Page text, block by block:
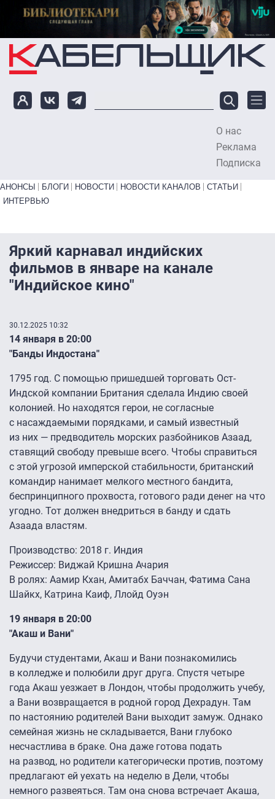
Перейти к основному содержанию
О нас
Реклама
Подписка
Primary links bottom
АНОНСЫ БЛОГИ НОВОСТИ НОВОСТИ КАНАЛОВ
СТАТЬИ
ИНТЕРВЬЮ
Яркий карнавал индийских
фильмов в январе на канале
"Индийское кино"
30.12.2025 10:32
14 января в 20:00
"Банды Индостана"
1795 год. С помощью пришедшей торговать Ост-
Индской компании Британия сделала Индию своей
колонией. Но находятся герои, не согласные
с насаждаемыми порядками, и самый известный
из них — предводитель морских разбойников Азаад,
ставящий свободу превыше всего. Чтобы справиться
с этой угрозой имперской стабильности, британский
командир нанимает мелкого местного бандита,
беспринципного прохвоста, готового ради денег на что
угодно. Тот должен внедриться в банду и сдать
Азаада властям.
Производство: 2018 г. Индия
Режиссер: Виджай Кришна Ачария
В ролях: Аамир Кхан, Амитабх Баччан, Фатима Сана
Шайкх, Катрина Каиф, Ллойд Оуэн
19 января в 20:00
"Акаш и Вани"
Будучи студентами, Акаш и Вани познакомились
в колледже и полюбили друг друга. Спустя четыре
года Акаш уезжает в Лондон, чтобы продолжить учебу,
а Вани возвращается в родной город Дехрадун. Там
по настоянию родителей Вани выходит замуж. Однако
семейная жизнь не складывается, Вани глубоко
несчастлива в браке. Она даже готова подать
на развод, но родители категорически против, поэтому
предлагают ей уехать на неделю в Дели, чтобы
немного развеяться. Там она снова встречает Акаша,